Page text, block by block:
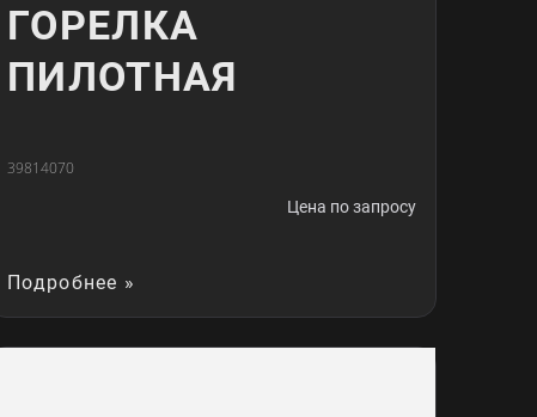
ГОРЕЛКА
ПИЛОТНАЯ
39814070
Цена по запросу
Подробнее »